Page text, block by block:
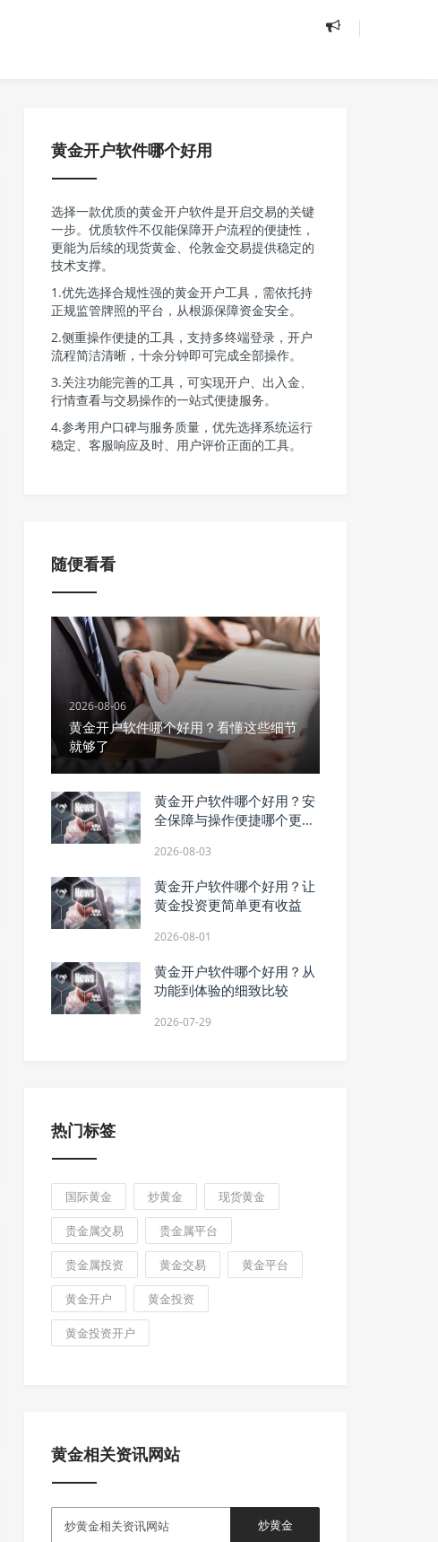
黄金开户软件哪个好用
选择一款优质的黄金开户软件是开启交易的关键
一步。优质软件不仅能保障开户流程的便捷性，
更能为后续的现货黄金、伦敦金交易提供稳定的
技术支撑。
1.优先选择合规性强的黄金开户工具，需依托持
正规监管牌照的平台，从根源保障资金安全。
2.侧重操作便捷的工具，支持多终端登录，开户
流程简洁清晰，十余分钟即可完成全部操作。
3.关注功能完善的工具，可实现开户、出入金、
行情查看与交易操作的一站式便捷服务。
4.参考用户口碑与服务质量，优先选择系统运行
稳定、客服响应及时、用户评价正面的工具。
随便看看
2026-08-06
黄金开户软件哪个好用？看懂这些细节
就够了
黄金开户软件哪个好用？安
全保障与操作便捷哪个更重
2026-08-03
黄金开户软件哪个好用？让
黄金投资更简单更有收益
2026-08-01
黄金开户软件哪个好用？从
功能到体验的细致比较
2026-07-29
热门标签
国际黄金 炒黄金 现货黄金
贵金属交易 贵金属平台
贵金属投资 黄金交易 黄金平台
黄金开户 黄金投资
黄金投资开户
黄金相关资讯网站
炒黄金相关资讯网站 炒黄金